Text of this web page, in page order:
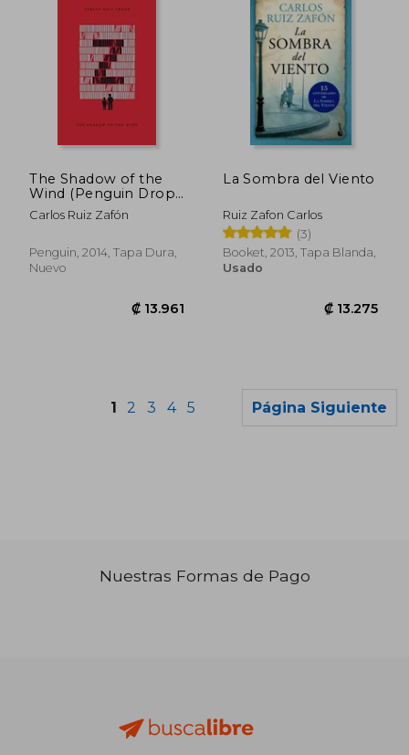
₡ 12.511
The Shadow of the
Wind (Penguin Drop
Caps) (en Inglés)
Carlos Ruiz Zafón
Penguin, 2014, Tapa Dura,
Nuevo
La Sombra del Viento
Ruiz Zafon Carlos
(3)
Booket, 2013, Tapa Blanda,
Usado
1 2 3 4 5 Página Siguiente
Nuestras Formas de Pago